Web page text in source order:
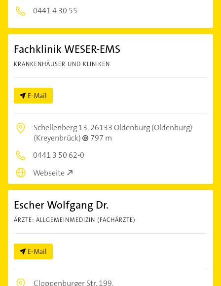
0441 4 30 55
Fachklinik WESER-EMS
KRANKENHÄUSER UND KLINIKEN
E-Mail
Schellenberg 13,26133 Oldenburg (Oldenburg)
(Kreyenbrück)
797 m
0441 3 50 62-0
Webseite
Escher Wolfgang Dr.
ÄRZTE: ALLGEMEINMEDIZIN (FACHÄRZTE)
E-Mail
Cloppenburger Str. 199,